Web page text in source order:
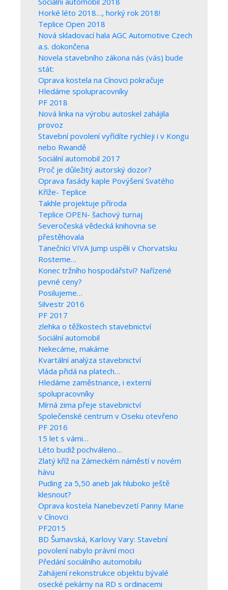
Horké léto 2018…, horký rok 2018!
Teplice Open 2018
Nová skladovací hala AGC Automotive Czech
a.s. dokončena
Novela stavebního zákona nás (vás) bude
stát:
Oprava kostela na Cínovci pokračuje
Hledáme spolupracovníky
PF 2018
Nová linka na výrobu autoskel zahájila
provoz
Stavební povolení vyřídíte rychleji i v Kongu
nebo Rwandě
Sociální automobil 2017
Proč je důležitý autorský dozor?
Oprava fasády kaple Povýšení Svatého
Kříže- Teplice
Takhle projektuje příroda
Teplice OPEN- šachový turnaj
Severočeská vědecká knihovna se
přestěhovala
Tanečníci VIVA Jump uspěli v Chorvatsku
Rosteme…
Konec tržního hospodářství? Nařízené
pevné ceny?
Posilujeme…
Silvestr 2016
PF 2017
zlehka o těžkostech stavebnictví
Sociální automobil
Nekecáme, makáme
Kvartální analýza stavebnictví
Vláda přidá na platech…
Hledáme zaměstnance, i externí
spolupracovníky
Mírná zima přeje stavebnictví
Společenské centrum v Oseku otevřeno
PF 2016
15 let s vámi…
Léto budiž pochváleno…
Zlatý kříž na Zámeckém náměstí v novém
hávu
Puding za 5,50 aneb Jak hluboko ještě
klesnout?
Oprava kostela Nanebevzetí Panny Marie
v Cínovci
PF2015
BD Šumavská, Karlovy Vary: Stavební
povolení nabylo právní moci
Předání sociálního automobilu
Zahájení rekonstrukce objektu bývalé
osecké pekárny na RD s ordinacemi